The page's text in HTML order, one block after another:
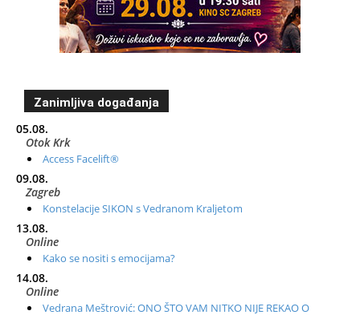
Zanimljiva događanja
05.08.
Otok Krk
Access Facelift®
09.08.
Zagreb
Konstelacije SIKON s Vedranom Kraljetom
13.08.
Online
Kako se nositi s emocijama?
14.08.
Online
Vedrana Meštrović: ONO ŠTO VAM NITKO NIJE REKAO O